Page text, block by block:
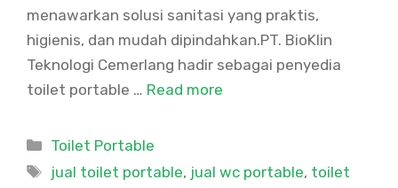
menawarkan solusi sanitasi yang praktis,
higienis, dan mudah dipindahkan.PT. BioKlin
Teknologi Cemerlang hadir sebagai penyedia
toilet portable … Read more
Categories
Toilet Portable
Tags
jual toilet portable, jual wc portable, toilet